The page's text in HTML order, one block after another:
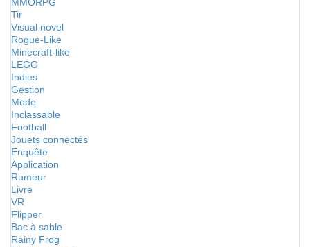
Tir
Visual novel
Rogue-Like
Minecraft-like
LEGO
Indies
Gestion
Mode
Inclassable
Football
Jouets connectés
Enquête
Application
Rumeur
Livre
VR
Flipper
Bac à sable
Rainy Frog